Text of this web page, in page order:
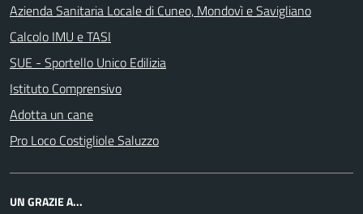
Azienda Sanitaria Locale di Cuneo, Mondovì e Savigliano
Calcolo IMU e TASI
SUE - Sportello Unico Edilizia
Istituto Comprensivo
Adotta un cane
Pro Loco Costigliole Saluzzo
UN GRAZIE A...